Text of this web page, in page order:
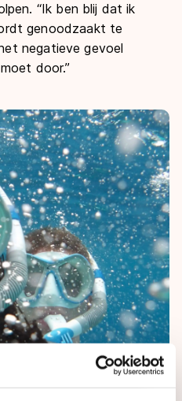
“Ik ben blij dat ik
genoodzaakt te
negatieve gevoel
door.”